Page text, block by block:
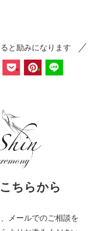
と励みになります
ちらから
メールでのご相談を